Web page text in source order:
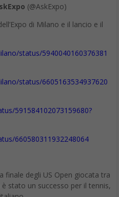
tengano alto il “volume” delle
testa e guardare un po’ lungo.
e si concentra su singole
del diavolo. Certo perché
o scelte. In effetti i due profili
molto bene in un contesto
Per fare innovazione non
e destrutturata, bisogna anche
così la logica del “trial and
forte. – l’abilitatore. È
loro, far notare possibili ipotesi
esserne consapevole. Non
ma è piuttosto una figura
ritocchi alle conversazioni e